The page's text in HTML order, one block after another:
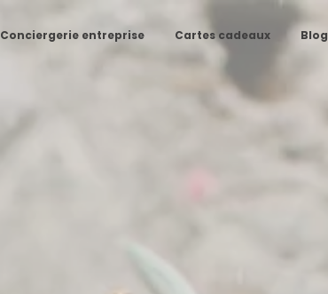
Conciergerie entreprise Cartes cadeaux
Blog